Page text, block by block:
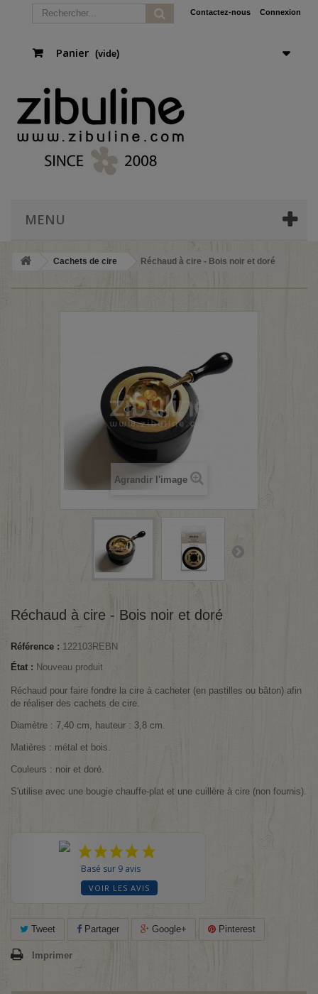
Connexion
Contactez-nous
Panier (vide)
MENU
Cachets de cire Réchaud à cire - Bois noir et doré
Agrandir l'image
Réchaud à cire - Bois noir et doré
Référence : 122103REBN
État : Nouveau produit
Réchaud pour faire fondre la cire à cacheter (en pastilles ou bâton) afin
de réaliser des cachets de cire.
Diamètre : 7,40 cm, hauteur : 3,8 cm.
Matières : métal et bois.
Couleurs : noir et doré.
S'utilise avec une bougie chauffe-plat et une cuillère à cire (non fournis).
Basé sur 9 avis
VOIR LES AVIS
Tweet Partager Google+ Pinterest
Imprimer